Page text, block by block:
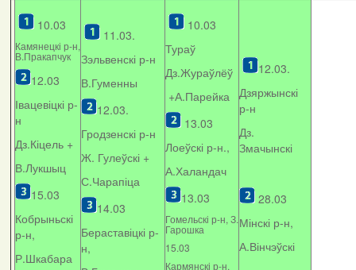
10.03
Камянецкі р-н,
В.Пракапчук
12.03
Івацевіцкі р-
н
Дз.Кіцель +
В.Лукшыц
15.03
Кобрыньскі
р-н,
Р.Шкабара
11.03.
Зэльвенскі р-н
В.Гуменны
12.03.
Гродзенскі р-н
Ж. Гулеўскі +
С.Чарапіца
14.03
Бераставіцкі р-
н,
10.03
Тураў
Дз.Жураўлёў
+А.Парейка
13.03
Лоеўскі р-н.,
А.Халандач
13.03
Гомельскі р-н, З.
Гарошка
15.03
Кармянскі р-н,
12.03.
Дзяржынскі
р-н
Дз.
Змачынскі
28.03
Мінскі р-н,
А.Вінчэўскі